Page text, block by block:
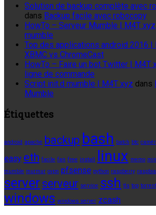
Solution de backup complète avec
dans Backup facile avec robocopy
HowTo – Serveur Mumble | M4T xyz
mumble
Top des applications android 2016 |
XBMC vs ChromeCast
HowTo – Faire un bot Twitter | M4T
ligne de commande
Script init.d mumble | M4T xyz dans
Mumble
Étiquettes
android apache backup bash batch btc
easy eth facile fan free install linux memo
mumble murmur ovpn pfsense python raspberry
server serveur service ssh tls top torrent
windows windows server zcash